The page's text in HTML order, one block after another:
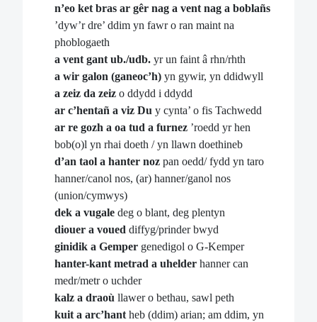
n’eo ket bras ar gêr nag a vent nag a boblañs
’dyw’r dre’ ddim yn fawr o ran maint na
phoblogaeth
a vent gant ub./udb. yr un faint â rhn/rhth
a wir galon (ganeoc’h) yn gywir, yn ddidwyll
a zeiz da zeiz o ddydd i ddydd
ar c’hentañ a viz Du y cynta’ o fis Tachwedd
ar re gozh a oa tud a furnez ’roedd yr hen
bob(o)l yn rhai doeth / yn llawn doethineb
d’an taol a hanter noz pan oedd/ fydd yn taro
hanner/canol nos, (ar) hanner/ganol nos
(union/cymwys)
dek a vugale deg o blant, deg plentyn
diouer a voued diffyg/prinder bwyd
ginidik a Gemper genedigol o G-Kemper
hanter-kant metrad a uhelder hanner can
medr/metr o uchder
kalz a draoù llawer o bethau, sawl peth
kuit a arc’hant heb (ddim) arian; am ddim, yn